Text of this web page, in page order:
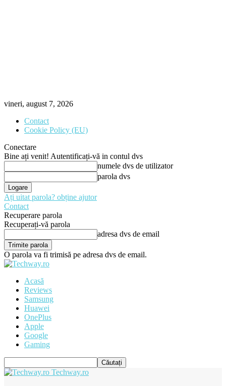
vineri, august 7, 2026
Contact
Cookie Policy (EU)
Conectare
Bine ați venit! Autentificați-vă in contul dvs
numele dvs de utilizator
parola dvs
Ați uitat parola? obține ajutor
Contact
Recuperare parola
Recuperați-vă parola
adresa dvs de email
O parola va fi trimisă pe adresa dvs de email.
Acasă
Reviews
Samsung
Huawei
OnePlus
Apple
Google
Gaming
Techway.ro